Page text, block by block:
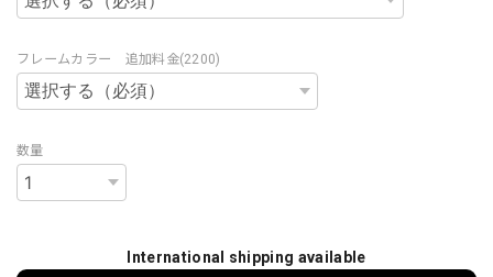
フレームカラー 追加料金(2200)
数量
International shipping available